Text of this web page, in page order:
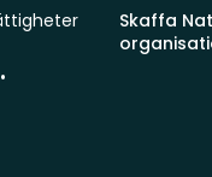
Skaffa